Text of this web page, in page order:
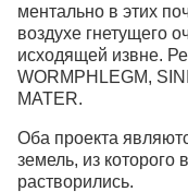
ментально в этих
воздухе гнетущего
исходящей извне.
WORMPHLEGM,
MATER.
Оба проекта
земель, из
растворились.